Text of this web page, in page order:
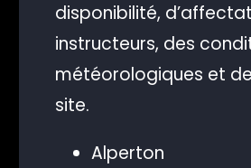
disponibilité,
instructeurs, des
météorologiques et
site.
Alperton